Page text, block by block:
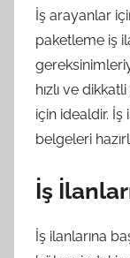
İş arayanlar
paketleme iş
hızlı ve
için idealdir.
belgeleri
İş
İş ilanlarına